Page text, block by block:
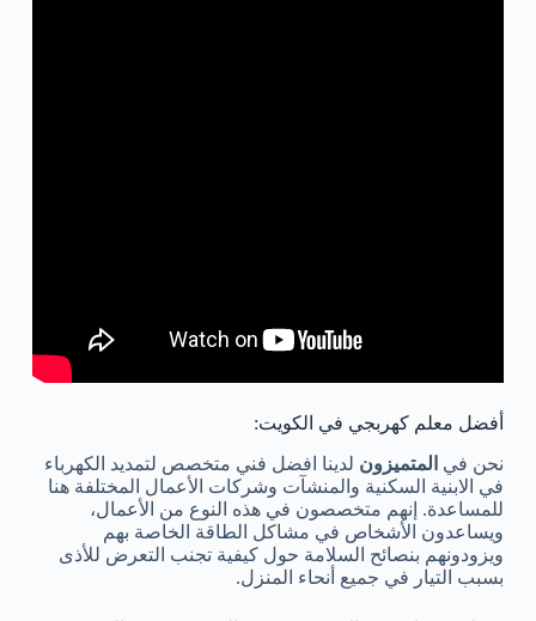
أفضل معلم كهربجي في الكويت:
نحن في المتميزون لدينا افضل فني متخصص لتمديد الكهرباء
في الابنية السكنية والمنشآت وشركات الأعمال المختلفة هنا
للمساعدة. إنهم متخصصون في هذه النوع من الأعمال،
ويساعدون الأشخاص في مشاكل الطاقة الخاصة بهم
ويزودونهم بنصائح السلامة حول كيفية تجنب التعرض للأذى
بسبب التيار في جميع أنحاء المنزل.